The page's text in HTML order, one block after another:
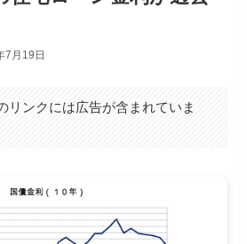
7月19日
リンクには広告が含まれていま